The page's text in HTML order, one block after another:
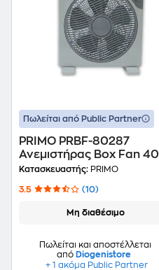
Πωλείται από Public Partner
PRIMO PRBF-80287
Ανεμιστήρας Box Fan 40
W 30 cm
Κατασκευαστής: PRIMO
3.5 (10)
Μη διαθέσιμο
Πωλείται και αποστέλλεται
από Diogenistore
+ 1 ακόμα Public Partner